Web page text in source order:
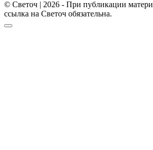
© Светоч | 2026 - При публикации
ссылка на Светоч обязательна.